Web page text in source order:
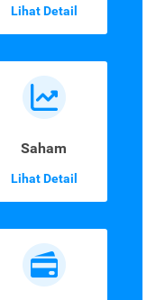
Lihat Detail
Saham
Lihat Detail